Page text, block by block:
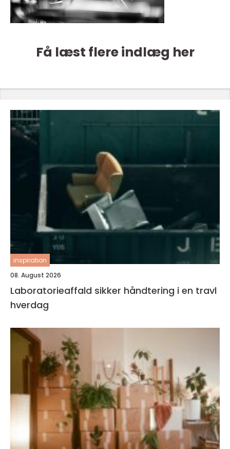
Få læst flere indlæg her
inspiration
08. August 2026
Laboratorieaffald sikker håndtering i en travl
hverdag